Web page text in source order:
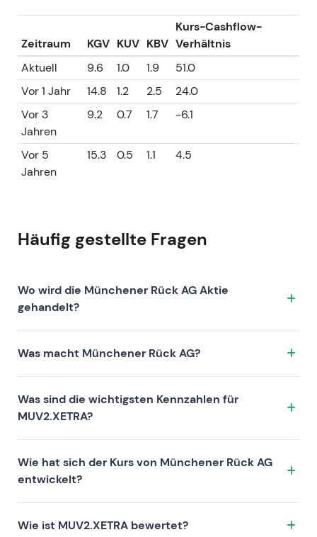
Zeitraum KGV KUV KBV
Kurs-Cashflow-
Verhältnis
Aktuell
9.6 1.0 1.9
51.0
Vor 1 Jahr
14.8 1.2 2.5
24.0
Vor 3
Jahren
9.2 0.7 1.7 -6.1
Vor 5
Jahren
15.3 0.5 1.1 4.5
Häufig gestellte Fragen
Wo wird die Münchener Rück AG Aktie
gehandelt?
MUV2.XETRA an der Börse XETRA gehandelt. ISIN:
DE0008430026.
Was macht Münchener Rück AG?
durch folgende Investment-These auszeichnet:
Was sind die wichtigsten Kennzahlen für
MUV2.XETRA?
Bewertung (KGV 9.7, KUV 1.1, KBV 1.9), die Rentabilität
(Gewinnmarge 10.97%, Eigenkapitalrendite 19.85%)
und das Wachstum (Umsatz —, Gewinn —). Die
Marktkapitalisierung beträgt 64.77B EUR. Diese
Wie hat sich der Kurs von Münchener Rück AG
entwickelt?
über 3 Jahre — und über 5 Jahre — Rendite erzielt. Die
Wie ist MUV2.XETRA bewertet?